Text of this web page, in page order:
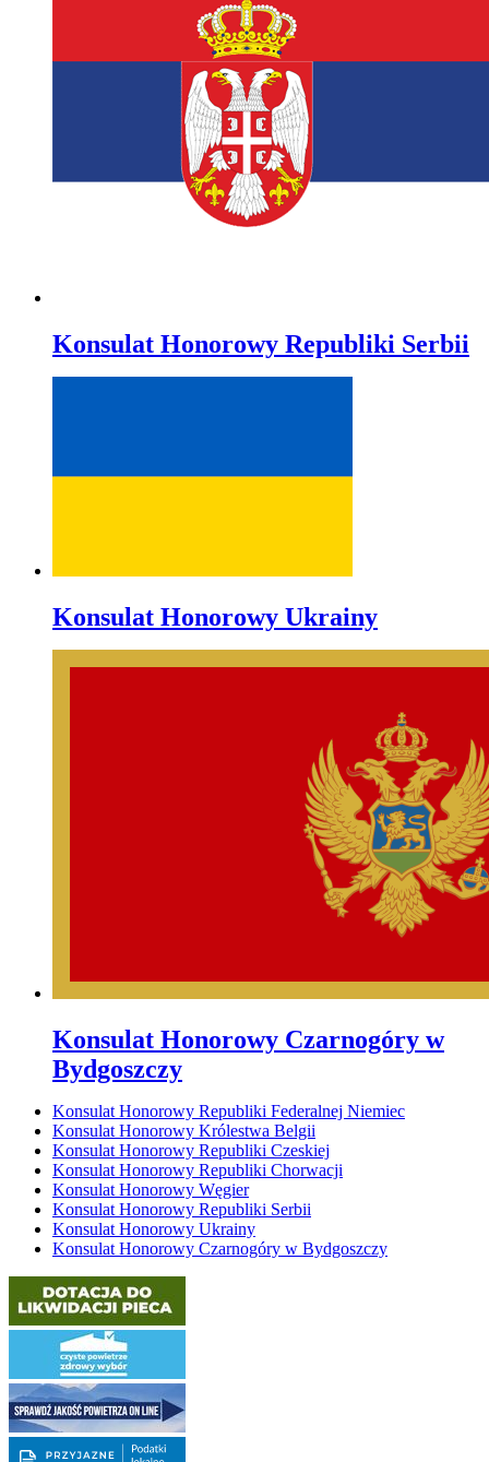
Konsulat Honorowy Republiki Serbii
Konsulat Honorowy Ukrainy
Konsulat Honorowy Czarnogóry w
Bydgoszczy
Konsulat Honorowy Republiki Federalnej Niemiec
Konsulat Honorowy Królestwa Belgii
Konsulat Honorowy Republiki Czeskiej
Konsulat Honorowy Republiki Chorwacji
Konsulat Honorowy Węgier
Konsulat Honorowy Republiki Serbii
Konsulat Honorowy Ukrainy
Konsulat Honorowy Czarnogóry w Bydgoszczy